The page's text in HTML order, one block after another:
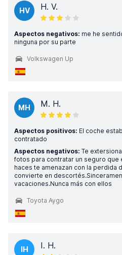
HV H. V.
Aspectos negativos: me he
ninguna por su parte
Volkswagen Up
MH M. H.
Aspectos positivos: El coche
contratado
Aspectos negativos: Te
fotos para contratar un seguro que
haces te amenazan con la perdida
convierte en
vacaciones.Nunca más con ellos
Toyota Aygo
IH I. H.